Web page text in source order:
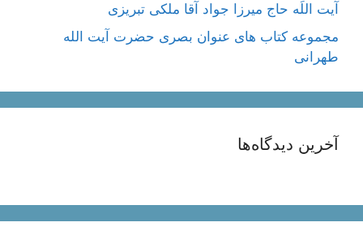
آیت اللَه حاج میرزا جواد آقا ملکی تبریزی
مجموعه کتاب های عنوان بصری حضرت آیت الله
طهرانی
آخرین دیدگاه‌ها